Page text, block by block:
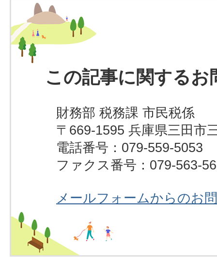
この記事に関するお
財務部 税務課 市民税係
〒669-1595 兵庫県三田市
電話番号：079-559-5053
ファクス番号：079-563-
メールフォームからのお